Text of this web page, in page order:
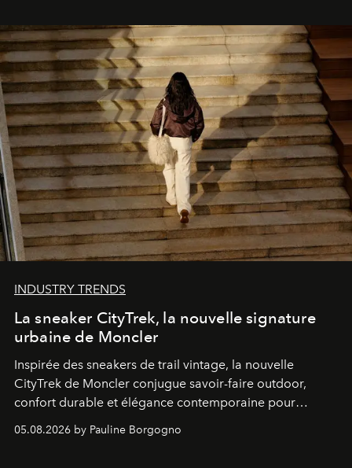
INDUSTRY TRENDS
La sneaker CityTrek, la nouvelle signature
urbaine de Moncler
Inspirée des sneakers de trail vintage, la nouvelle
CityTrek de Moncler conjugue savoir-faire outdoor,
confort durable et élégance contemporaine pour
accompagner les explorations du quotidien.
05.08.2026 by Pauline Borgogno